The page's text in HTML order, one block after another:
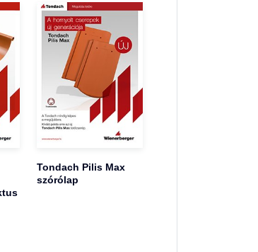
Tondach Pilis Max
szórólap